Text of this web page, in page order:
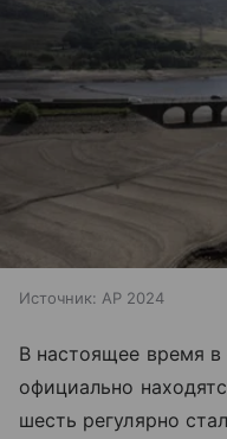
Источник: AP 2024
В настоящее время в
официально
шесть регулярно